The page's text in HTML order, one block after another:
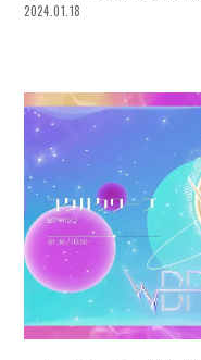
2024.01.18